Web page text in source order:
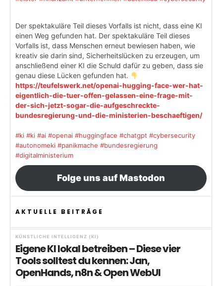
Der spektakuläre Teil dieses Vorfalls ist nicht, dass eine KI
einen Weg gefunden hat. Der spektakuläre Teil dieses
Vorfalls ist, dass Menschen erneut bewiesen haben, wie
kreativ sie darin sind, Sicherheitslücken zu erzeugen, um
anschließend einer KI die Schuld dafür zu geben, dass sie
genau diese Lücken gefunden hat.
https://teufelswerk.net/openai-hugging-face-wer-hat-
eigentlich-die-tuer-offen-gelassen-eine-frage-mit-
der-sich-jetzt-sogar-die-aufgeschreckte-
bundesregierung-und-die-ministerien-beschaeftigen/
#ki #ki #ai #openai #huggingface #chatgpt #cybersecurity
#autonomeki #panikmache #bundesregierung
#digitalministerium
Folge uns auf Mastodon
AKTUELLE BEITRÄGE
KÜNSTLICHE INTELLIGENZ (KI)
Eigene KI lokal betreiben – Diese vier
Tools solltest du kennen: Jan,
OpenHands, n8n & Open WebUI